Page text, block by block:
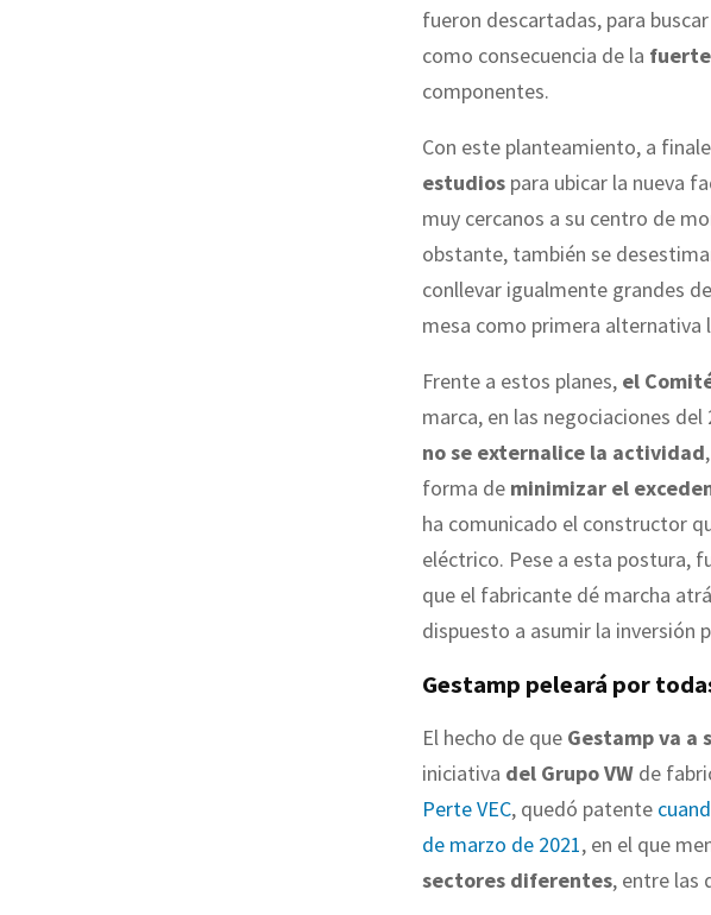
fueron descartadas, para
como consecuencia de la
componentes.
Con este planteamiento, a
estudios para ubicar la nueva
muy cercanos a su centro de
obstante, también se
conllevar igualmente grandes
mesa como primera alternativa
Frente a estos planes, el
marca, en las negociaciones
no se externalice la actividad
forma de minimizar el
ha comunicado el constructor
eléctrico. Pese a esta postura,
que el fabricante dé marcha
dispuesto a asumir la inversión
Gestamp peleará por
El hecho de que Gestamp va a
iniciativa del Grupo VW de
Perte VEC, quedó patente
de marzo de 2021, en el que
sectores diferentes, entre las